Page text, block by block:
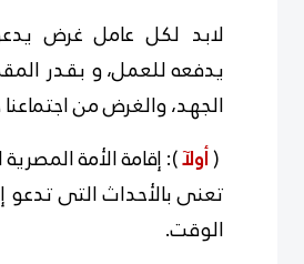
لابد لكل عامل غرض
يدفعه للعمل، و بقدر
الجهد، والغرض من
(أولآ): إقامة الأمة
تعنى بالأحداث التى تدعو
الوقت.